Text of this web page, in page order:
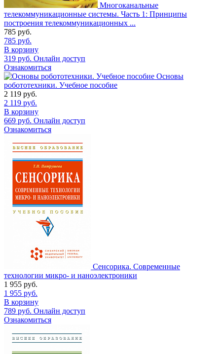
Многоканальные
телекоммуникационные системы. Часть 1: Принципы
построения телекоммуникационных ...
785 руб.
785 руб.
В корзину
319 руб. Онлайн доступ
Ознакомиться
Основы
робототехники. Учебное пособие
2 119 руб.
2 119 руб.
В корзину
669 руб. Онлайн доступ
Ознакомиться
Сенсорика. Современные
технологии микро- и наноэлектроники
1 955 руб.
1 955 руб.
В корзину
789 руб. Онлайн доступ
Ознакомиться